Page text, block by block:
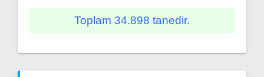
Toplam 34.898 tanedir.